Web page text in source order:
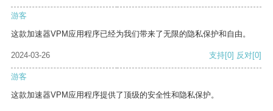
游客
这款加速器VPM应用程序已经为我们带来了无限的隐私保护和自由。
2024-03-26 支持[0] 反对[0]
游客
这款加速器VPM应用程序提供了顶级的安全性和隐私保护。